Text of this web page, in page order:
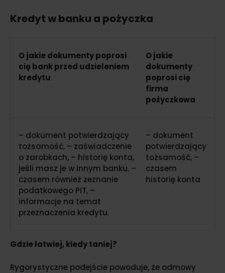
Kredyt w banku a pożyczka
O jakie dokumenty poprosi
cię bank przed udzieleniem
kredytu
O jakie
dokumenty
poprosi cię
firma
pożyczkowa
– dokument potwierdzający
tożsamość, – zaświadczenie
o zarobkach, – historię konta,
jeśli masz je w innym banku, –
czasem również zeznanie
podatkowego PIT, –
informacje na temat
przeznaczenia kredytu.
– dokument
potwierdzający
tożsamość, –
czasem
historię konta
Gdzie łatwiej, kiedy taniej?
Rygorystyczne podejście powoduje, że odmowy